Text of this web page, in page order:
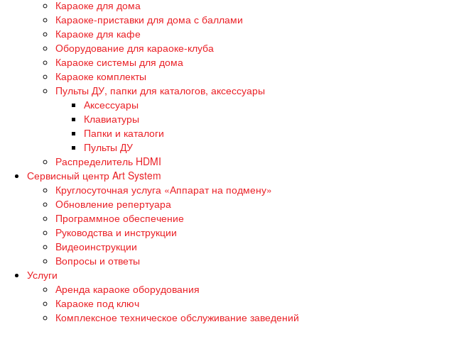
Караоке для дома
Караоке-приставки для дома с баллами
Караоке для кафе
Оборудование для караоке-клуба
Караоке системы для дома
Караоке комплекты
Пульты ДУ, папки для каталогов, аксессуары
Аксессуары
Клавиатуры
Папки и каталоги
Пульты ДУ
Распределитель HDMI
Сервисный центр Art System
Круглосуточная услуга «Аппарат на подмену»
Обновление репертуара
Программное обеспечение
Руководства и инструкции
Видеоинструкции
Вопросы и ответы
Услуги
Аренда караоке оборудования
Караоке под ключ
Комплексное техническое обслуживание заведений